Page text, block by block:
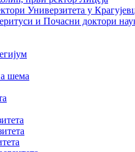
Универзитета у
и Почасни доктори
шема